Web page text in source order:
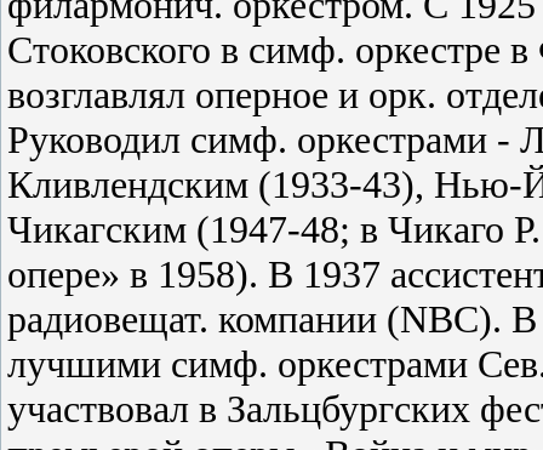
Стоковского в симф. оркестре
возглавлял оперное и орк.
Руководил симф. оркестрами -
Кливлендским (1933-43), Нью-
Чикагским (1947-48; в Чикаго
опере» в 1958). В 1937
радиовещат. компании (NBC). В
лучшими симф. оркестрами
участвовал в Зальцбургских